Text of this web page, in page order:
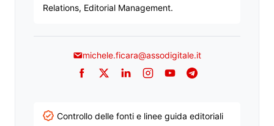
Relations, Editorial Management.
michele.ficara@assodigitale.it
Facebook
TwitterLinkedInInstagram
YouTubeTelegram
Controllo delle fonti e linee guida editoriali